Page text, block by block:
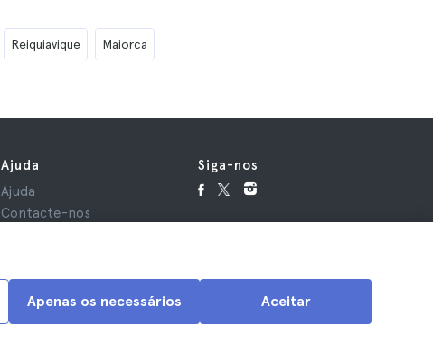
Reiquiavique Maiorca
Aceitar
Apenas os necessários
Ajuda
Ajuda
Contacte-nos
Siga-nos